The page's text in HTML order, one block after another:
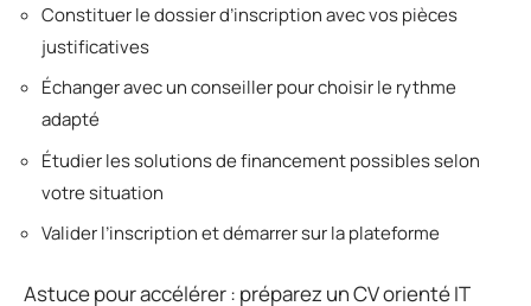
Constituer le dossier d’inscription avec vos pièces
justificatives
Échanger avec un conseiller pour choisir le rythme
adapté
Étudier les solutions de financement possibles selon
votre situation
Valider l’inscription et démarrer sur la plateforme
Astuce pour accélérer : préparez un CV orienté IT